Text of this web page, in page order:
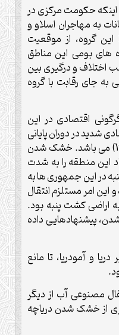
اینکه حکومت مرکزی در
به مهاجران اسلاو و
گروه، از موقعیت
های بومی این مناطق
اختلاف و درگیری بین
به جای رقابت با گروه
اقتصادی در این
شدید در دوران پایانی
اتحاد شوروی در سال (1991/1370) می باشد. خشک شدن
این منطقه را به شدت
در این جمهوری ها به
این امر مستلزم انتقال
اراضی کشت پنبه بود.
پیشنهادهایی داده
و آمودریا، تا مانع
مصنوعی آب از دیگر
از خشک شدن دریاچه